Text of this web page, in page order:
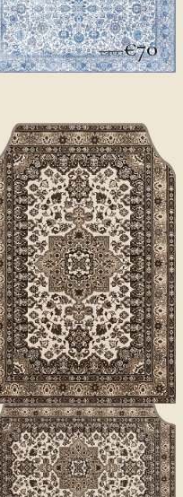
€100€70